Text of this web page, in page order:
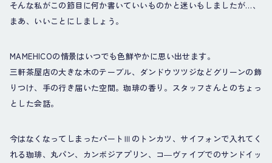
そんな私がこの節目に何か書いていいものかと迷いもしましたが…、
まあ、いいことにしましょう。
MAMEHICOの情景はいつでも色鮮やかに思い出せます。
三軒茶屋店の大きな木のテーブル、ダンドウツツジなどグリーンの飾
りつけ、手の行き届いた空間。珈琲の香り。スタッフさんとのちょっ
とした会話。
今はなくなってしまったパートⅢのトンカツ、サイフォンで入れてく
れる珈琲、丸パン、カンボジアプリン、コ―ヴァイブでのサンドイッ